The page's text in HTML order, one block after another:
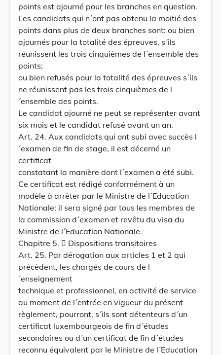
points est ajourné pour les branches en question.
Les candidats qui n´ont pas obtenu la moitié des
points dans plus de deux branches sont: ou bien
ajournés pour la totalité des épreuves, s´ils
réunissent les trois cinquièmes de l´ensemble des
points;
ou bien refusés pour la totalité des épreuves s´ils
ne réunissent pas les trois cinquièmes de l
´ensemble des points.
Le candidat ajourné ne peut se représenter avant
six mois et le candidat refusé avant un an.
Art. 24. Aux candidats qui ont subi avec succès l
´examen de fin de stage, il est décerné un
certificat
constatant la manière dont l´examen a été subi.
Ce certificat est rédigé conformément à un
modèle à arrêter par le Ministre de l´Education
Nationale; il sera signé par tous les membres de
la commission d´examen et revêtu du visa du
Ministre de l´Education Nationale.
Chapitre 5.  Dispositions transitoires
Art. 25. Par dérogation aux articles 1 et 2 qui
précèdent, les chargés de cours de l
´enseignement
technique et professionnel, en activité de service
au moment de l´entrée en vigueur du présent
règlement, pourront, s´ils sont détenteurs d´un
certificat luxembourgeois de fin d´études
secondaires ou d´un certificat de fin d´études
reconnu équivalent par le Ministre de l´Education